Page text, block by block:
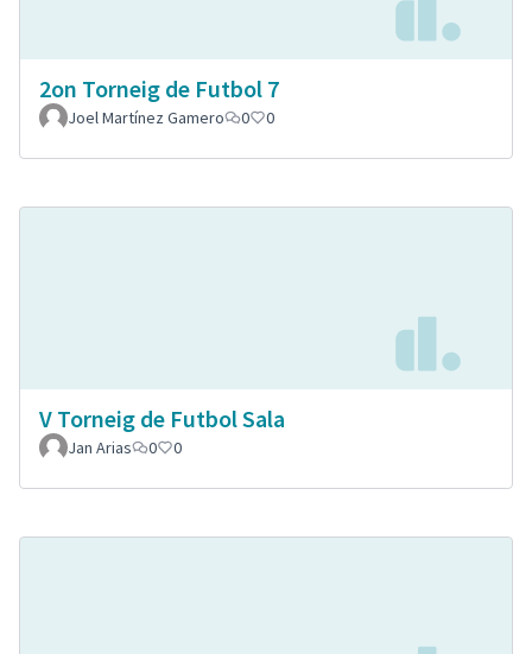
2on Torneig de Futbol 7
Joel Martínez Gamero 0 0
V Torneig de Futbol Sala
Jan Arias 0 0